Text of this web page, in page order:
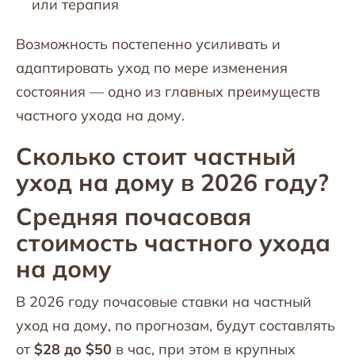
или терапия
Возможность постепенно усиливать и
адаптировать уход по мере изменения
состояния — одно из главных преимуществ
частного ухода на дому.
Сколько стоит частный
уход на дому в 2026 году?
Средняя почасовая
стоимость частного ухода
на дому
В 2026 году почасовые ставки на частный
уход на дому, по прогнозам, будут составлять
от$28 до $50 в час, при этом в крупных